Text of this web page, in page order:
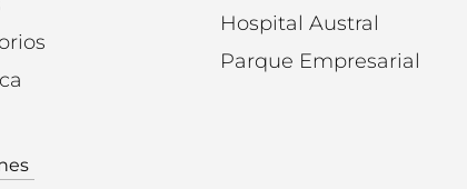
Hospital Austral
Parque Empresarial